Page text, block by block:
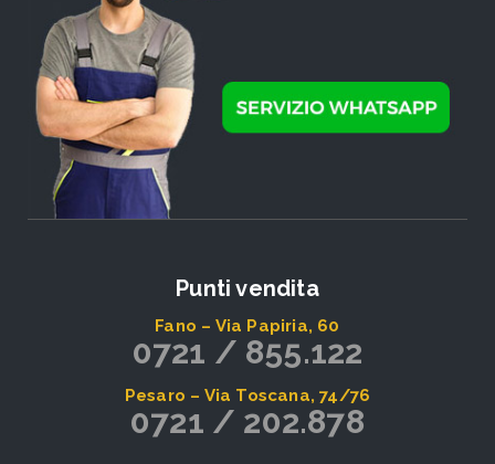
Punti vendita
Fano – Via Papiria, 60
0721 / 855.122
Pesaro – Via Toscana, 74/76
0721 / 202.878